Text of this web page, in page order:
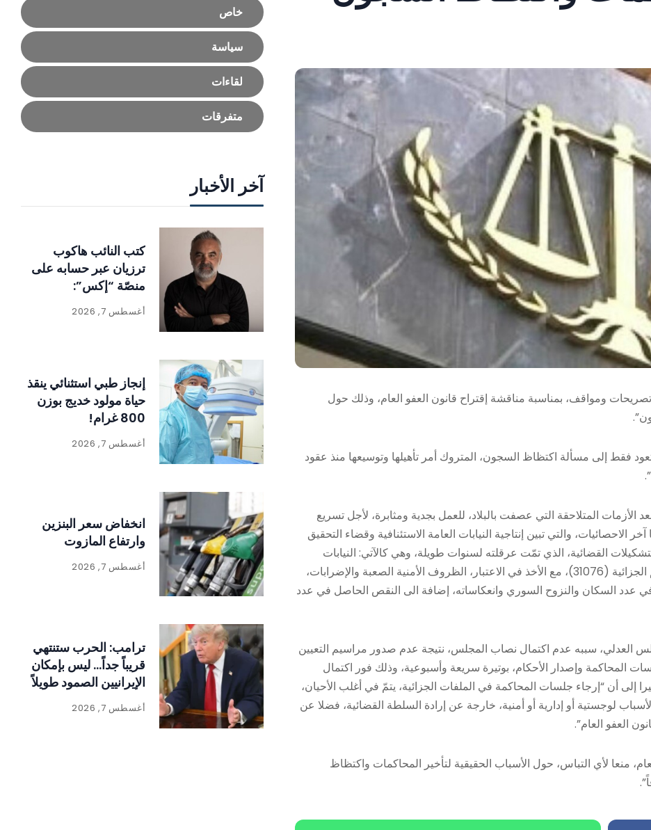
ومواقف، بمناسبة مناقشة إقتراح قانون العفو العام، وذلك حول
فقط إلى مسألة اكتظاظ السجون، المتروك أمر تأهيلها وتوسيعها منذ عقود
الأزمات المتلاحقة التي عصفت بالبلاد، للعمل بجدية ومثابرة، لأجل تسريع
الاحصائيات، والتي تبين إنتاجية النيابات العامة الاستئنافية وقضاء التحقيق
القضائية، الذي تمّت عرقلته لسنوات طويلة، وهي كالآتي: النيابات
العامة الاستئنافية (63412) قضاء التحقيق (7332) المحاكم الجزائية (31076)، مع الأخذ في الاعتبار، الظروف الأمنية الصعبة والإضرابات،
في عدد السكان والنزوح السوري وانعكاساته، إضافة الى النقص الحاصل في عدد
العدلي، سببه عدم اكتمال نصاب المجلس، نتيجة عدم صدور مراسيم التعيين
المحاكمة وإصدار الأحكام، بوتيرة سريعة وأسبوعية، وذلك فور اكتمال
المرسوم الصادر بتاريخ 19 أيلول 2025″، مشيرا إلى أن “إرجاء جلسات المحاكمة في الملفات الجزائية، يتمّ في أغلب الأحيان،
لوجستية أو إدارية أو أمنية، خارجة عن إرادة السلطة القضائية، فضلا عن
العفو العام”.
منعا لأي التباس، حول الأسباب الحقيقية لتأخير المحاكمات واكتظاظ
خاص
سياسة
لقاءات
متفرقات
آخر الأخبار
كتب النائب هاكوب
ترزيان عبر حسابه على
منصّة “إكس”:
أغسطس 7, 2026
إنجاز طبي استثنائي ينقذ
حياة مولود خديج بوزن
800 غرام!
أغسطس 7, 2026
انخفاض سعر البنزين
وارتفاع المازوت
أغسطس 7, 2026
ترامب: الحرب ستنتهي
قريباً جداً… ليس بإمكان
الإيرانيين الصمود طويلاً
أغسطس 7, 2026